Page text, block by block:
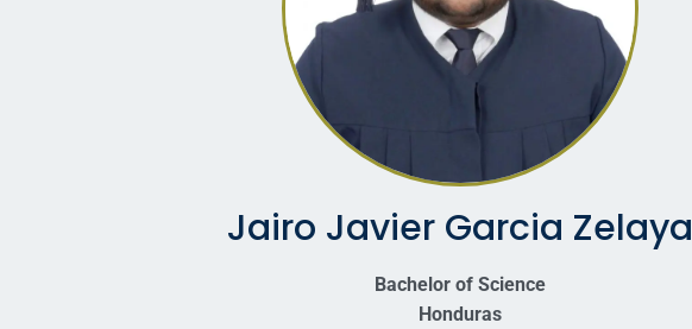
Jairo Javier Garcia Zelaya
Bachelor of Science
Honduras